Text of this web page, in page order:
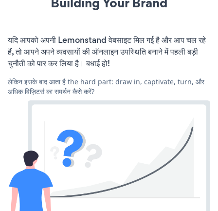
यदि आपको अपनी Lemonstand वेबसाइट मिल गई है और आप चल रहे
हैं, तो आपने अपने व्यवसायों की ऑनलाइन उपस्थिति बनाने में पहली बड़ी
चुनौती को पार कर लिया है। बधाई हो!
लेकिन इसके बाद आता है the hard part: draw in, captivate, turn, और
अधिक विज़िटर्स का समर्थन कैसे करें?